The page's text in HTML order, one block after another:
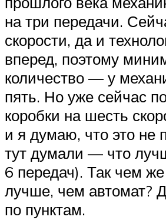
на три передачи.
скорости, да и
вперед, поэтому
количество — у
пять. Но уже сейчас
коробки на шесть
и я думаю, что это не
тут думали — что
6 передач). Так чем
лучше, чем автомат?
по пунктам.